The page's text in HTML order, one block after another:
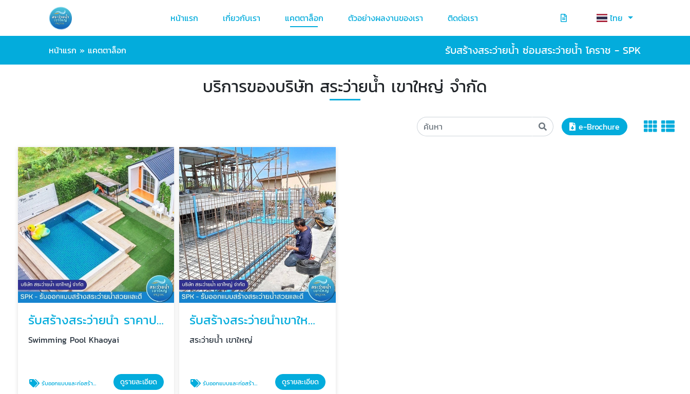
หน้าแรก เกี่ยวกับเรา แคตตาล็อก ตัวอย่างผลงานของเรา ติดต่อเรา ไทย
หน้าแรก » แคตตาล็อก รับสร้างสระว่ายน้ำ ซ่อมสระว่ายน้ำ โคราช - SPK
บริการของบริษัท สระว่ายน้ำ เขาใหญ่ จำกัด
e-Brochure
รับสร้างสระว่ายน้ำ ราคาประหยัด
Swimming Pool Khaoyai
รับออกแบบและก่อสร้างสระว่ายน้ำ ดูรายละเอียด
รับสร้างสระว่ายน้ำเขาใหญ่ ครบวงจร
สระว่ายน้ำ เขาใหญ่
รับออกแบบและก่อสร้างสระว่ายน้ำ ดูรายละเอียด